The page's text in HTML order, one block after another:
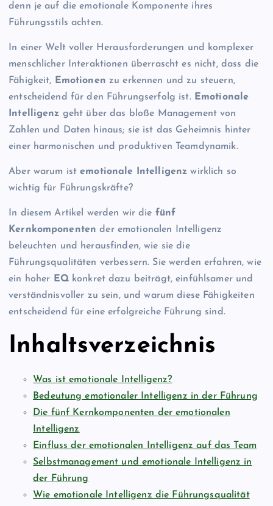
denn je auf die emotionale Komponente ihres
Führungsstils achten.
In einer Welt voller Herausforderungen und komplexer
menschlicher Interaktionen überrascht es nicht, dass die
Fähigkeit,
Emotionen zu erkennen und zu steuern,
entscheidend für den Führungserfolg ist.
Emotionale
Intelligenz geht über das bloße Management von
Zahlen und Daten hinaus; sie ist das Geheimnis hinter
einer harmonischen und produktiven Teamdynamik.
Aber warum istemotionale Intelligenz wirklich so
wichtig für Führungskräfte?
In diesem Artikel werden wir die fünf
Kernkomponenten der emotionalen Intelligenz
beleuchten und herausfinden, wie sie die
Führungsqualitäten verbessern. Sie werden erfahren, wie
ein hoher
EQkonkret dazu beiträgt, einfühlsamer und
verständnisvoller zu sein, und warum diese Fähigkeiten
entscheidend für eine erfolgreiche Führung sind.
Inhaltsverzeichnis
Was ist emotionale Intelligenz?
Bedeutung emotionaler Intelligenz in der Führung
Die fünf Kernkomponenten der emotionalen
Intelligenz
Einfluss der emotionalen Intelligenz auf das Team
Selbstmanagement und emotionale Intelligenz in
der Führung
Wie emotionale Intelligenz die Führungsqualität